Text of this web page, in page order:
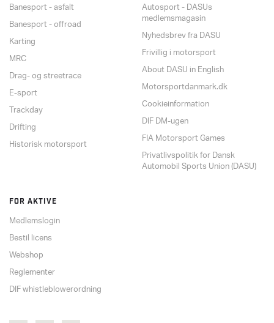
Banesport - asfalt
Banesport - offroad
Karting
MRC
Drag- og streetrace
E-sport
Trackday
Drifting
Historisk motorsport
Autosport - DASUs
medlemsmagasin
Nyhedsbrev fra DASU
Frivillig i motorsport
About DASU in English
Motorsportdanmark.dk
Cookieinformation
DIF DM-ugen
FIA Motorsport Games
Privatlivspolitik for Dansk
Automobil Sports Union (DASU)
FOR AKTIVE
Medlemslogin
Bestil licens
Webshop
Reglementer
DIF whistleblowerordning